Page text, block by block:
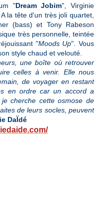
"Dream Jobim", Virginie
la tête d'un très joli quartet,
(bass) et Tony Rabeson
très personnelle, teintée
"Moods Up". Vous
style chaud et velouté.
une boîte où retrouver
celles à venir. Elle nous
de voyager en restant
en ordre car un accord a
cherche cette osmose de
de leurs socles, peuvent
DaÏdé